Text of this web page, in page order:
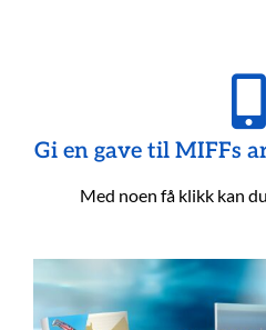
Gi en gave til MIFFs
Med noen få klikk kan